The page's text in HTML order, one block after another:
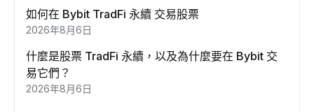
如何在 Bybit TradFi 永續 交易股票
2026年8月6日
什麼是股票 TradFi 永續，以及為什麼要在 Bybit 交
易它們？
2026年8月6日